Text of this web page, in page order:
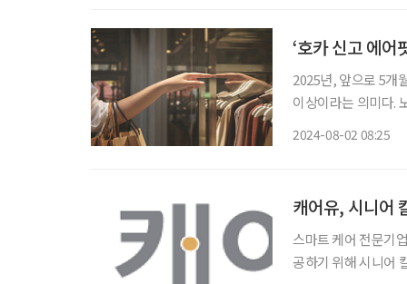
‘호카 신고 에어
2025년, 앞으로 5개
이상이라는 의미다.
2024-08-02 08:25
캐어유, 시니어
스마트 케어 전문기
공하기 위해 시니어